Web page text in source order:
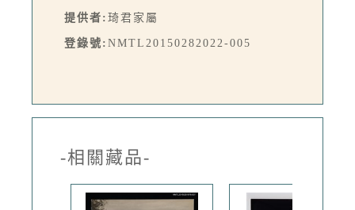
提供者: 琦君家屬
登錄號: NMTL20150282022-005
-相關藏品-